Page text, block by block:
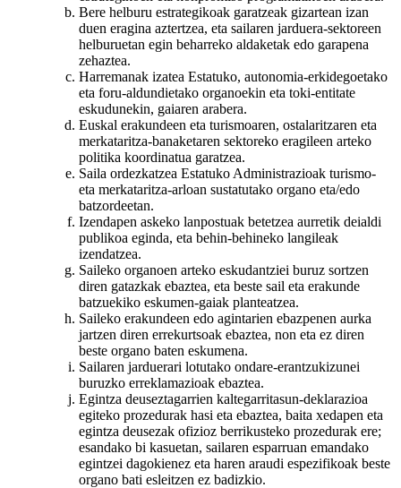
Bere helburu estrategikoak garatzeak gizartean izan
duen eragina aztertzea, eta sailaren jarduera-sektoreen
helburuetan egin beharreko aldaketak edo garapena
zehaztea.
Harremanak izatea Estatuko, autonomia-erkidegoetako
eta foru-aldundietako organoekin eta toki-entitate
eskudunekin, gaiaren arabera.
Euskal erakundeen eta turismoaren, ostalaritzaren eta
merkataritza-banaketaren sektoreko eragileen arteko
politika koordinatua garatzea.
Saila ordezkatzea Estatuko Administrazioak turismo-
eta merkataritza-arloan sustatutako organo eta/edo
batzordeetan.
Izendapen askeko lanpostuak betetzea aurretik deialdi
publikoa eginda, eta behin-behineko langileak
izendatzea.
Saileko organoen arteko eskudantziei buruz sortzen
diren gatazkak ebaztea, eta beste sail eta erakunde
batzuekiko eskumen-gaiak planteatzea.
Saileko erakundeen edo agintarien ebazpenen aurka
jartzen diren errekurtsoak ebaztea, non eta ez diren
beste organo baten eskumena.
Sailaren jarduerari lotutako ondare-erantzukizunei
buruzko erreklamazioak ebaztea.
Egintza deuseztagarrien kaltegarritasun-deklarazioa
egiteko prozedurak hasi eta ebaztea, baita xedapen eta
egintza deusezak ofizioz berrikusteko prozedurak ere;
esandako bi kasuetan, sailaren esparruan emandako
egintzei dagokienez eta haren araudi espezifikoak beste
organo bati esleitzen ez badizkio.